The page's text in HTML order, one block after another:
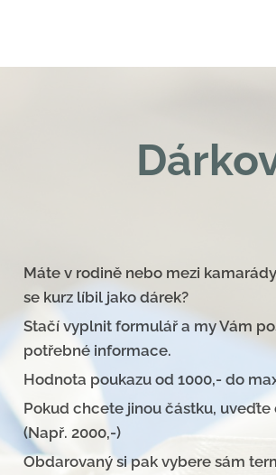
Máte v rodině nebo mezi
se kurz líbil jako dárek?
Stačí vyplnit formulář a my Vám
potřebné informace.
Hodnota poukazu od 1000,- do
Pokud chcete jinou částku, uveďte
(Např. 2000,-)
Obdarovaný si pak vybere sám